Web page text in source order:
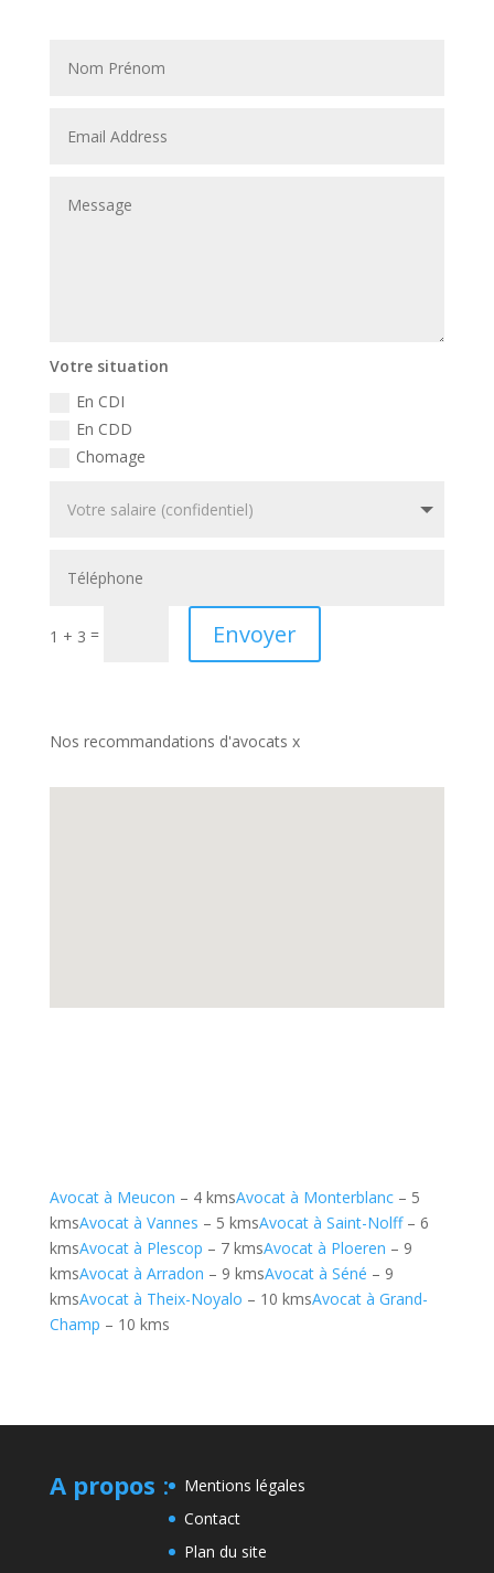
Votre situation
En CDI
En CDD
Chomage
1 + 3 = Envoyer
Nos recommandations d'avocats x
Avocat à Meucon – 4 kmsAvocat à Monterblanc– 5
kmsAvocat à Vannes – 5 kmsAvocat à Saint-Nolff– 6
kmsAvocat à Plescop – 7 kmsAvocat à Ploeren – 9
kmsAvocat à Arradon – 9 kmsAvocat à Séné – 9
kmsAvocat à Theix-Noyalo – 10 kmsAvocat à Grand-
Champ – 10 kms
A propos :
Mentions légales
Contact
Plan du site